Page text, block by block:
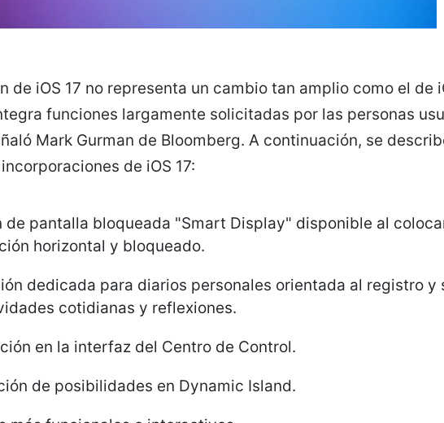
de iOS 17 no representa un cambio tan amplio como el de
funciones largamente solicitadas por las personas
Mark Gurman de Bloomberg. A continuación, se
de iOS 17:
de pantalla bloqueada "Smart Display" disponible al
horizontal y bloqueado.
dedicada para diarios personales orientada al registro y
cotidianas y reflexiones.
en la interfaz del Centro de Control.
de posibilidades en Dynamic Island.